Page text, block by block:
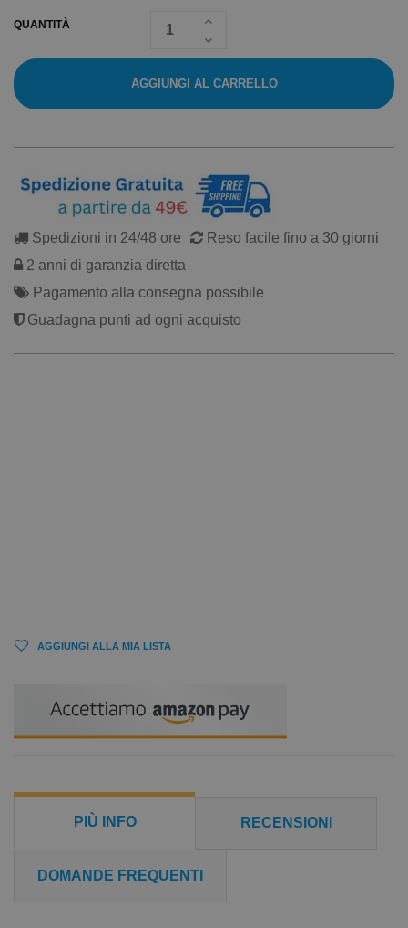
QUANTITÀ
AGGIUNGI AL CARRELLO
Spedizioni in 24/48 ore
Reso facile fino a 30 giorni
2 anni di garanzia diretta
Pagamento alla consegna possibile
Guadagna punti ad ogni acquisto
AGGIUNGI ALLA MIA LISTA
PIÙ INFO RECENSIONI
DOMANDE FREQUENTI